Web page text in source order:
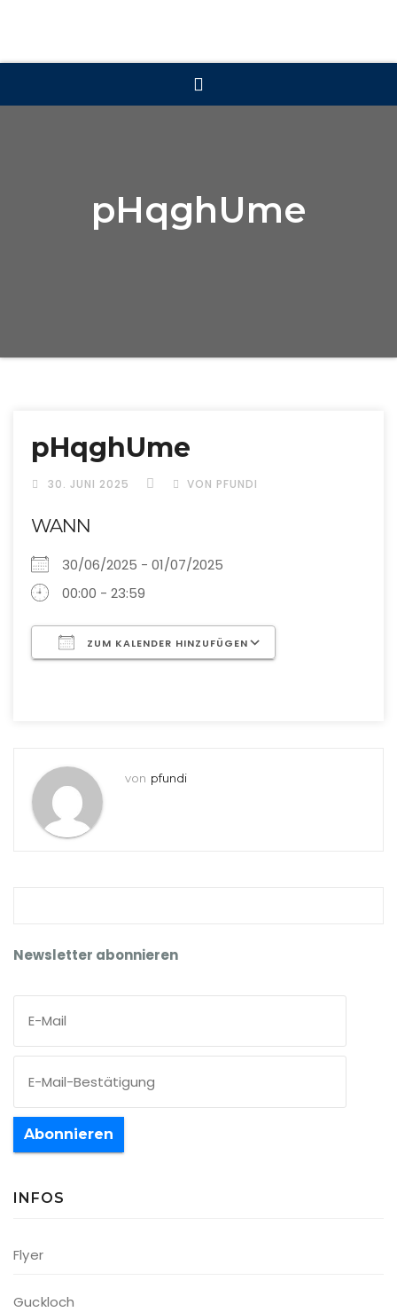
pHqghUme
pHqghUme
30. JUNI 2025 VON PFUNDI
WANN
30/06/2025 - 01/07/2025
00:00 - 23:59
ZUM KALENDER HINZUFÜGEN
von pfundi
Newsletter abonnieren
Abonnieren
INFOS
Flyer
Guckloch